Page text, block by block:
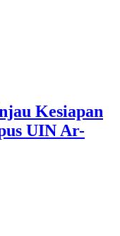
Kesiapan
UIN Ar-